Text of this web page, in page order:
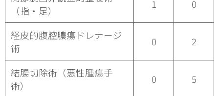
（指・足）
1 0
経皮的腹腔膿瘍ドレナージ
術
0 2
結腸切除術（悪性腫瘍手
術）
0 5